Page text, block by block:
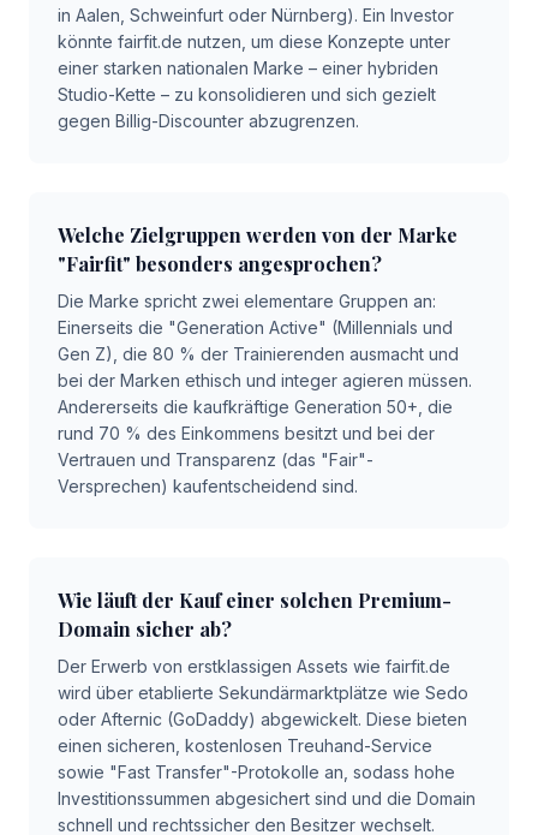
in Aalen, Schweinfurt oder Nürnberg). Ein Investor
könnte fairfit.de nutzen, um diese Konzepte unter
einer starken nationalen Marke – einer hybriden
Studio-Kette – zu konsolidieren und sich gezielt
gegen Billig-Discounter abzugrenzen.
Welche Zielgruppen werden von der Marke
"Fairfit" besonders angesprochen?
Die Marke spricht zwei elementare Gruppen an:
Einerseits die "Generation Active" (Millennials und
Gen Z), die 80 % der Trainierenden ausmacht und
bei der Marken ethisch und integer agieren müssen.
Andererseits die kaufkräftige Generation 50+, die
rund 70 % des Einkommens besitzt und bei der
Vertrauen und Transparenz (das "Fair"-
Versprechen) kaufentscheidend sind.
Wie läuft der Kauf einer solchen Premium-
Domain sicher ab?
Der Erwerb von erstklassigen Assets wie fairfit.de
wird über etablierte Sekundärmarktplätze wie Sedo
oder Afternic (GoDaddy) abgewickelt. Diese bieten
einen sicheren, kostenlosen Treuhand-Service
sowie "Fast Transfer"-Protokolle an, sodass hohe
Investitionssummen abgesichert sind und die Domain
schnell und rechtssicher den Besitzer wechselt.